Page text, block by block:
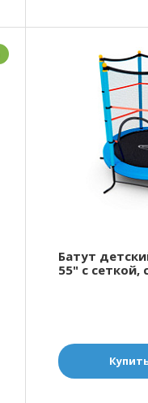
Батут
55" с сеткой,